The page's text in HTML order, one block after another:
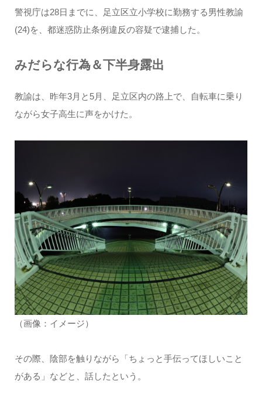
警視庁は28日までに、足立区立小学校に勤務する男性教諭
(24)を、都迷惑防止条例違反の容疑で逮捕した。
みだらな行為＆下半身露出
教諭は、昨年3月と5月、足立区内の路上で、自転車に乗り
ながら女子高生に声をかけた。
（画像：イメージ）
その際、陰部を触りながら「ちょっと手伝ってほしいこと
がある」などと、話したという。